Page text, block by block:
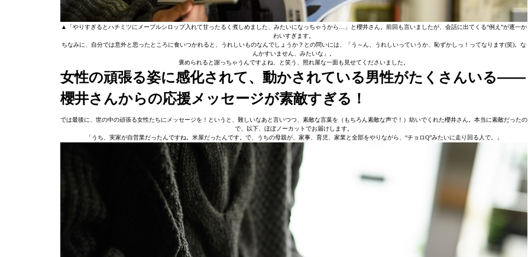
▲「やりすぎるとハチミツにメープルシロップ入れて甘ったるく煮しめました、みたいになっちゃうから…」と櫻井さん。前回も言いましたが、会話に出てくる“例え”が逐一か
わいすぎます。
ちなみに、自分では意外と思ったところに食いつかれると、うれしいものなんでしょうか？との問いには、「う～ん、うれしいっていうか、恥ずかしっ！ってなります(笑)。な
んかすいません、みたいな」。
褒められると謝っちゃうんですよね、と笑う、照れ屋な一面も見せてくださいました。
女性の頑張る姿に感化されて、動かされている男性がたくさんいる――
櫻井さんからの応援メッセージが素敵すぎる！
では最後に、世の中の頑張る女性たちにメッセージを！というと、難しいなあと言いつつ、素敵な言葉を（もちろん素敵な声で！）紡いでくれた櫻井さん。本当に素敵だったの
で、以下、ほぼノーカットでお届けします。
「うち、実家が自営業だったんですね。米屋だったんです。で、うちの母親が、家事、育児、家業と全部をやりながら、“チョロQ”みたいに走り回る人で。」